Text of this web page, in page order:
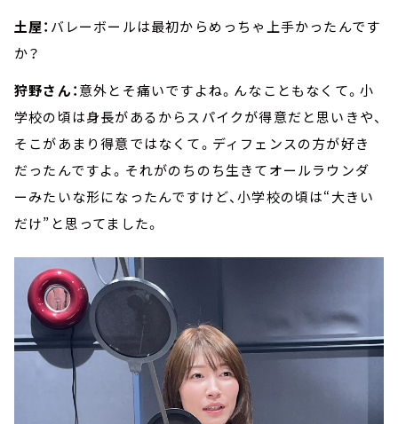
土屋： バレーボールは最初からめっちゃ上手かったんです
か？
狩野さん：意外とそ痛いですよね。んなこともなくて。小
学校の頃は身長があるからスパイクが得意だと思いきや、
そこがあまり得意ではなくて。ディフェンスの方が好き
だったんですよ。それがのちのち生きてオールラウンダ
ーみたいな形になったんですけど、小学校の頃は“大きい
だけ”と思ってました。